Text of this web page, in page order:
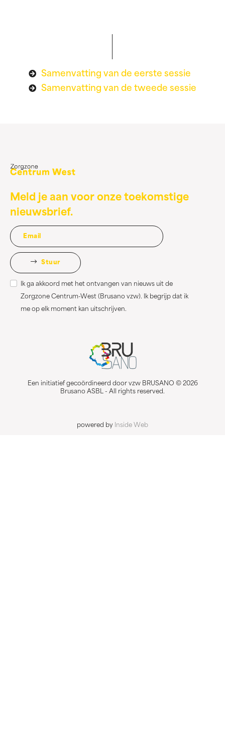
Samenvatting van de eerste sessie
Samenvatting van de tweede sessie
Meld je aan voor onze toekomstige
nieuwsbrief.
Stuur
Ik ga akkoord met het ontvangen van nieuws uit de
Zorgzone Centrum-West (Brusano vzw). Ik begrijp dat ik
me op elk moment kan uitschrijven.
Een initiatief gecoördineerd door vzw BRUSANO © 2026
Brusano ASBL - All rights reserved.
powered by Inside Web